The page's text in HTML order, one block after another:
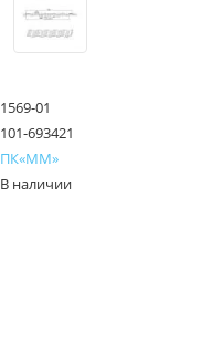
1569-01
101-693421
ПК«ММ»
В наличии